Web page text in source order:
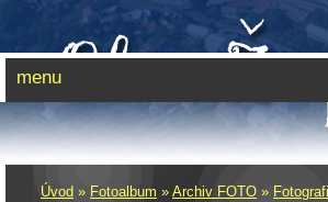
Úvod » Fotoalbum » Archiv FOTO »
menu